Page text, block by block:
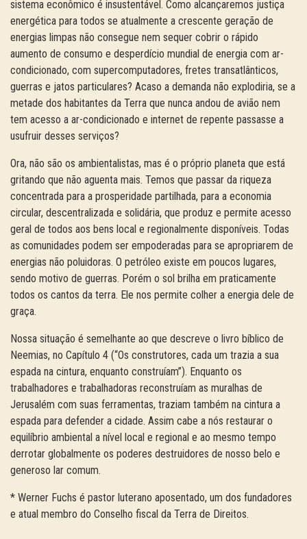
sistema econômico é insustentável. Como alcançaremos justiça
energética para todos se atualmente a crescente geração de
energias limpas não consegue nem sequer cobrir o rápido
aumento de consumo e desperdício mundial de energia com ar-
condicionado, com supercomputadores, fretes transatlânticos,
guerras e jatos particulares? Acaso a demanda não explodiria, se a
metade dos habitantes da Terra que nunca andou de avião nem
tem acesso a ar-condicionado e internet de repente passasse a
usufruir desses serviços?
Ora, não são os ambientalistas, mas é o próprio planeta que está
gritando que não aguenta mais. Temos que passar da riqueza
concentrada para a prosperidade partilhada, para a economia
circular, descentralizada e solidária, que produz e permite acesso
geral de todos aos bens local e regionalmente disponíveis. Todas
as comunidades podem ser empoderadas para se apropriarem de
energias não poluidoras. O petróleo existe em poucos lugares,
sendo motivo de guerras. Porém o sol brilha em praticamente
todos os cantos da terra. Ele nos permite colher a energia dele de
graça.
Nossa situação é semelhante ao que descreve o livro bíblico de
Neemias, no Capítulo 4 (“Os construtores, cada um trazia a sua
espada na cintura, enquanto construíam”). Enquanto os
trabalhadores e trabalhadoras reconstruíam as muralhas de
Jerusalém com suas ferramentas, traziam também na cintura a
espada para defender a cidade. Assim cabe a nós restaurar o
equilíbrio ambiental a nível local e regional e ao mesmo tempo
derrotar globalmente os poderes destruidores de nosso belo e
generoso lar comum.
* Werner Fuchs é pastor luterano aposentado, um dos fundadores
e atual membro do Conselho fiscal da Terra de Direitos.